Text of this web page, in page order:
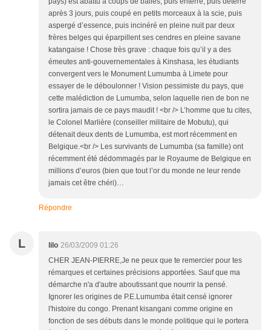
après 3 jours, puis coupé en petits morceaux à la scie, puis
aspergé d’essence, puis incinéré en pleine nuit par deux
frères belges qui éparpillent ses cendres en pleine savane
katangaise ! Chose très grave : chaque fois qu’il y a des
émeutes anti-gouvernementales à Kinshasa, les étudiants
convergent vers le Monument Lumumba à Limete pour
essayer de le déboulonner ! Vision pessimiste du pays, que
cette malédiction de Lumumba, selon laquelle rien de bon ne
sortira jamais de ce pays maudit ! <br /> L’homme que tu cites,
le Colonel Marlière (conseiller militaire de Mobutu), qui
détenait deux dents de Lumumba, est mort récemment en
Belgique.<br /> Les survivants de Lumumba (sa famille) ont
récemment été dédommagés par le Royaume de Belgique en
millions d’euros (bien que tout l’or du monde ne leur rende
jamais cet être chéri)…
Répondre
L lilo 26/03/2009 01:26
CHER JEAN-PIERRE,Je ne peux que te remercier pour tes
rémarques et certaines précisions apportées. Sauf que ma
démarche n'a d'autre aboutissant que nourrir la pensé.
Ignorer les origines de P.E.Lumumba était censé ignorer
l'histoire du congo. Prenant kisangani comme origine en
fonction de ses débuts dans le monde politique qui le portera